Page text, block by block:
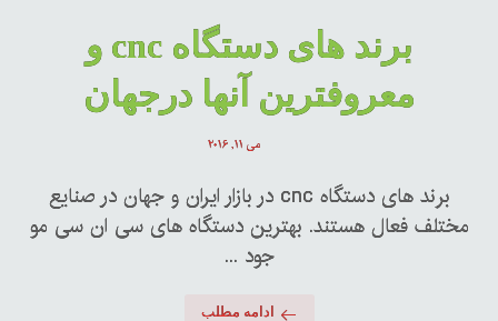
برند های دستگاه cnc و
معروفترین آنها درجهان
می ۱۱, ۲۰۱۶
برند های دستگاه cnc در بازار ایران و جهان در صنایع
مختلف فعال هستند. بهترین دستگاه های سی ان سی مو
جود ...
ادامه مطلب